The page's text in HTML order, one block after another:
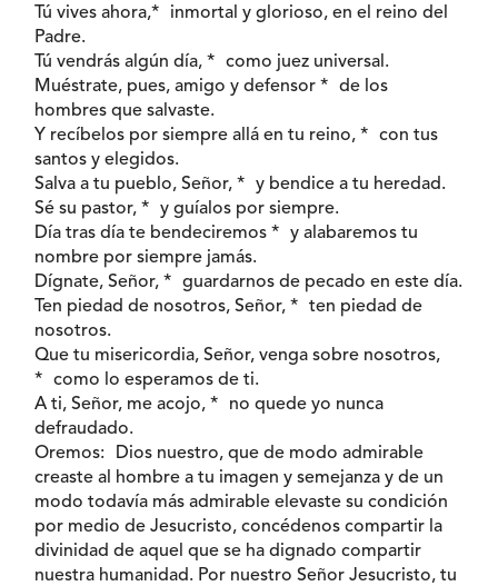
Tú vives ahora,* inmortal y glorioso, en el reino del
Padre.
Tú vendrás algún día, * como juez universal.
Muéstrate, pues, amigo y defensor * de los
hombres que salvaste.
Y recíbelos por siempre allá en tu reino, * con tus
santos y elegidos.
Salva a tu pueblo, Señor, * y bendice a tu heredad.
Sé su pastor, * y guíalos por siempre.
Día tras día te bendeciremos * y alabaremos tu
nombre por siempre jamás.
Dígnate, Señor, * guardarnos de pecado en este día.
Ten piedad de nosotros, Señor, * ten piedad de
nosotros.
Que tu misericordia, Señor, venga sobre nosotros,
* como lo esperamos de ti.
A ti, Señor, me acojo, * no quede yo nunca
defraudado.
Oremos: Dios nuestro, que de modo admirable
creaste al hombre a tu imagen y semejanza y de un
modo todavía más admirable elevaste su condición
por medio de Jesucristo, concédenos compartir la
divinidad de aquel que se ha dignado compartir
nuestra humanidad. Por nuestro Señor Jesucristo, tu